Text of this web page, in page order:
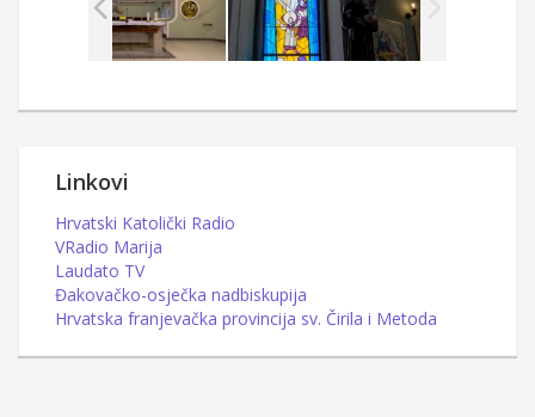
Linkovi
Hrvatski Katolički Radio
VRadio Marija
Laudato TV
Đakovačko-osječka nadbiskupija
Hrvatska franjevačka provincija sv. Čirila i Metoda